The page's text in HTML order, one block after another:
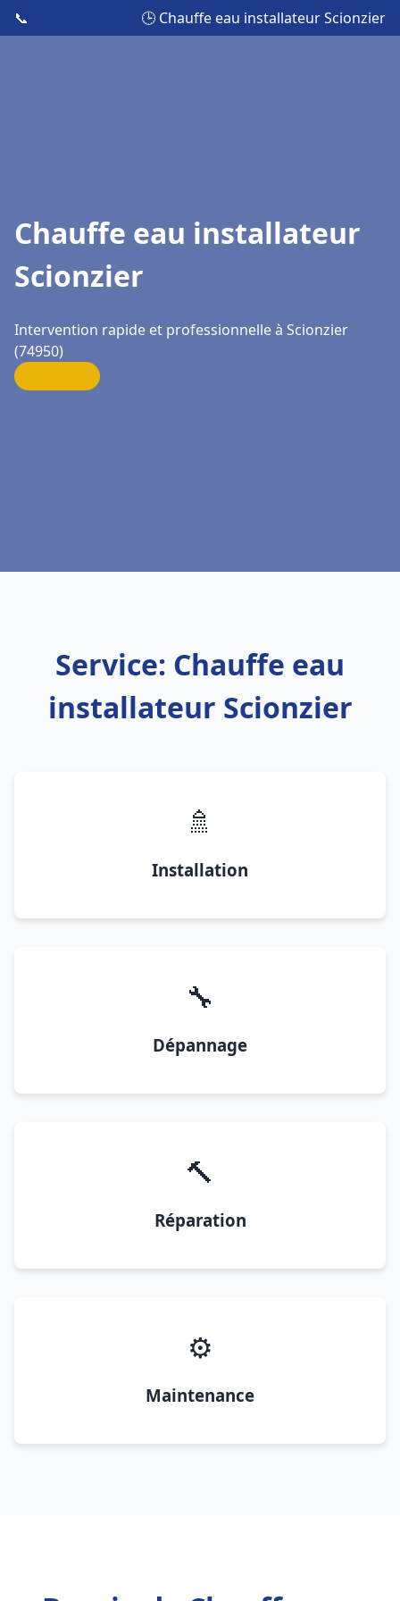
📞 🕒 Chauffe eau installateur Scionzier
Chauffe eau installateur
Scionzier
Intervention rapide et professionnelle à Scionzier
(74950)
Service: Chauffe eau
installateur Scionzier
🚿
Installation
🔧
Dépannage
🔨
Réparation
⚙️
Maintenance